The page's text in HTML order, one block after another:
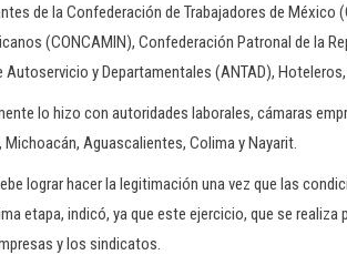
de la Confederación de Trabajadores de México
(CONCAMIN), Confederación Patronal de la
Autoservicio y Departamentales (ANTAD),
lo hizo con autoridades laborales, cámaras
Aguascalientes, Colima y Nayarit.
lograr hacer la legitimación una vez que las
etapa, indicó, ya que este ejercicio, que se realiza
y los sindicatos.